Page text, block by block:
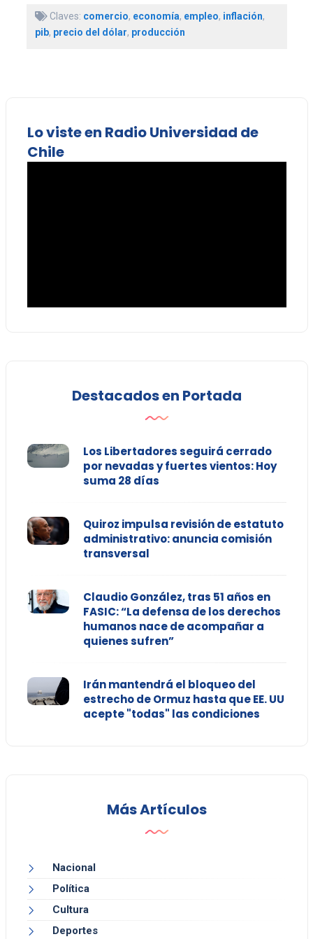
Claves: comercio, economía, empleo, inflación,
pib, precio del dólar, producción
Lo viste en Radio Universidad de
Chile
Destacados en Portada
Los Libertadores seguirá cerrado
por nevadas y fuertes vientos: Hoy
suma 28 días
Quiroz impulsa revisión de estatuto
administrativo: anuncia comisión
transversal
Claudio González, tras 51 años en
FASIC: “La defensa de los derechos
humanos nace de acompañar a
quienes sufren”
Irán mantendrá el bloqueo del
estrecho de Ormuz hasta que EE. UU
acepte "todas" las condiciones
Más Artículos
Nacional
Política
Cultura
Deportes